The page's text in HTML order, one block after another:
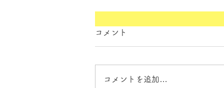
コメント
コメントを追加…